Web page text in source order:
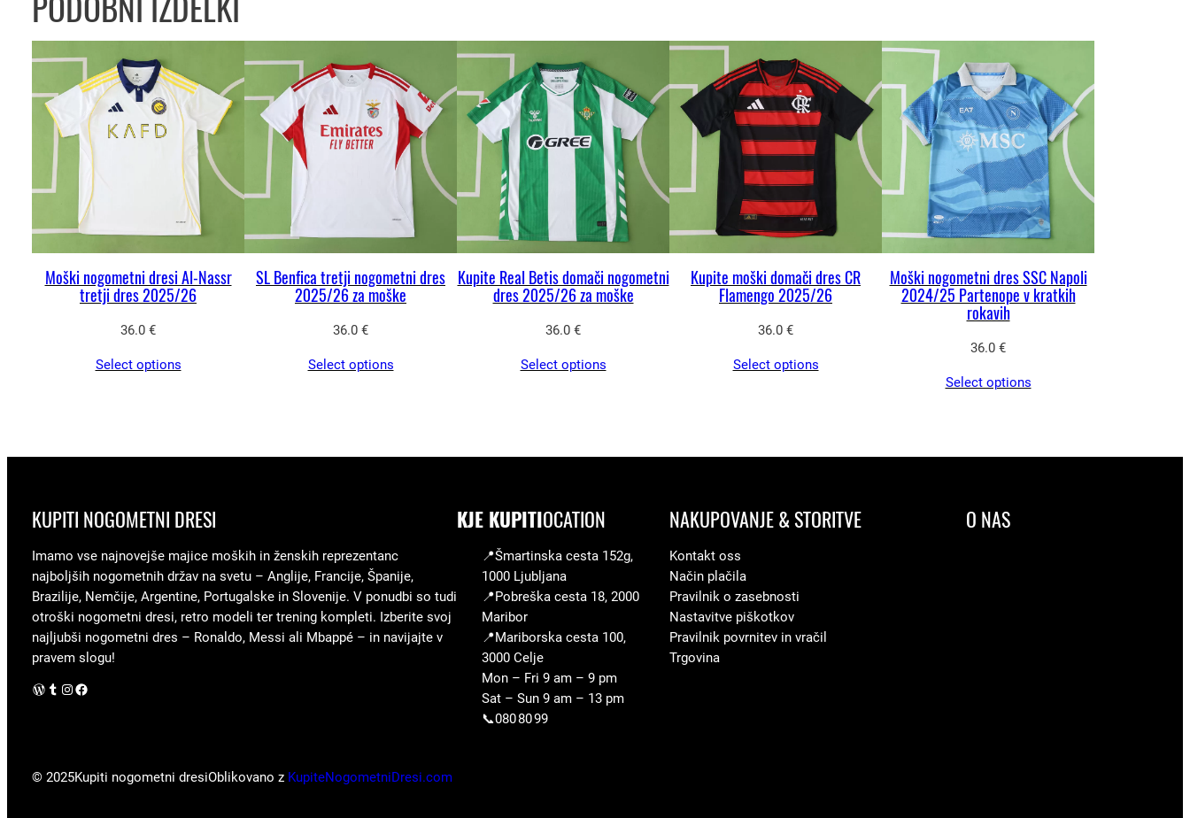
e
e
r
k
n
2
a
a
r
a
z
l
i
č
Moški nogometni dresi Al-Nassr
tretji dres 2025/26
36.0 €
Select options
SL Benfica tretji nogometni dres
2025/26 za moške
36.0 €
Select options
Kupite Real Betis domači nogometni
dres 2025/26 za moške
36.0 €
Select options
Kupite moški domači dres CR
Flamengo 2025/26
36.0 €
Select options
Moški nogometni dres SSC Napoli
2024/25 Partenope v kratkih
rokavih
36.0 €
Select options
KUPITI NOGOMETNI DRESI
Imamo vse najnovejše majice moških in ženskih reprezentanc
najboljših nogometnih držav na svetu – Anglije, Francije, Španije,
Brazilije, Nemčije, Argentine, Portugalske in Slovenije. V ponudbi so tudi
otroški nogometni dresi, retro modeli ter trening kompleti. Izberite svoj
najljubši nogometni dres – Ronaldo, Messi ali Mbappé – in navijajte v
pravem slogu!
WordPress Instagram Facebook
KJE KUPITIOCATION
📍Šmartinska cesta 152g,
1000 Ljubljana
📍Pobreška cesta 18, 2000
Maribor
📍Mariborska cesta 100,
3000 Celje
Mon – Fri 9 am – 9 pm
Sat – Sun 9 am – 13 pm
📞080 80 99
NAKUPOVANJE & STORITVE
Kontakt oss
Način plačila
Pravilnik o zasebnosti
Nastavitve piškotkov
Pravilnik povrnitev in vračil
Trgovina
O NAS
© 2025Kupiti nogometni dresiOblikovano z KupiteNogometniDresi.com